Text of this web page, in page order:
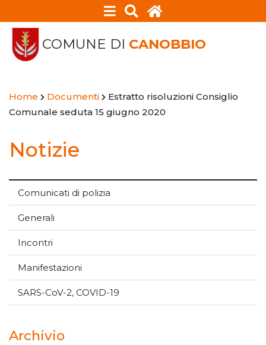
COMUNE DI CANOBBIO
Home Documenti
Estratto risoluzioni Consiglio
Comunale seduta 15 giugno 2020
Notizie
Comunicati di polizia
Generali
Incontri
Manifestazioni
SARS-CoV-2, COVID-19
Archivio